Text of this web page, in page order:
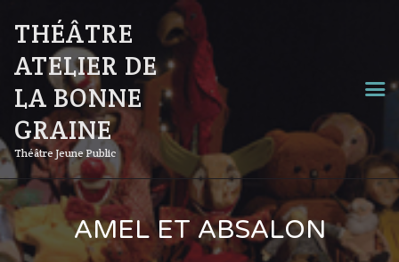
THÉÂTRE
ATELIER DE
LA BONNE
GRAINE
Théâtre Jeune Public
AMEL ET ABSALON